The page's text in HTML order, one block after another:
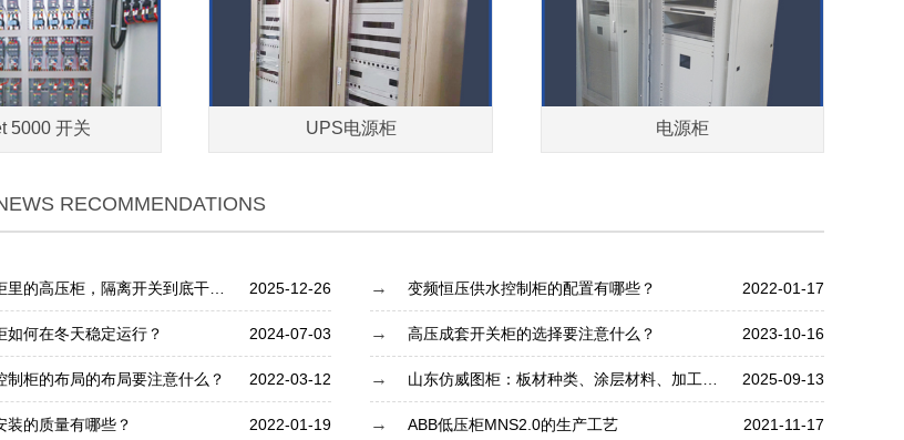
5000 开关 UPS电源柜 电源柜
RECOMMENDATIONS
山东机箱机柜里的高压柜，隔离开关到底干啥用？ 2025-12-26 变频恒压供水控制柜的配置有哪些？ 2022-01-17
如何在冬天稳定运行？ 2024-07-03 高压成套开关柜的选择要注意什么？ 2023-10-16
制柜的布局的布局要注意什么？ 2022-03-12 山东仿威图柜：板材种类、涂层材料、加工工艺决定了机柜的稳定性 2025-09-13
装的质量有哪些？ 2022-01-19 ABB低压柜MNS2.0的生产工艺 2021-11-17